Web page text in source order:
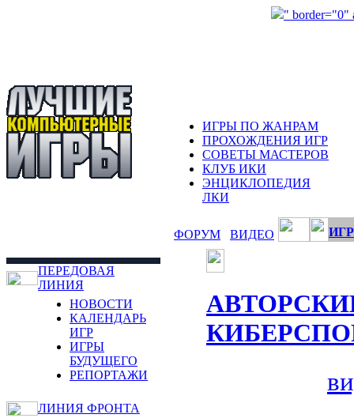
" border="0"
ИГРЫ ПО ЖАНРАМ
ПРОХОЖДЕНИЯ ИГР
СОВЕТЫ МАСТЕРОВ
КЛУБ ИКИ
ЭНЦИКЛОПЕДИЯ
ЛКИ
ФОРУМ ВИДЕО
ПЕРЕДОВАЯ
ЛИНИЯ
НОВОСТИ
КАЛЕНДАРЬ
ИГР
ИГРЫ
БУДУЩЕГО
РЕПОРТАЖИ
ЛИНИЯ ФРОНТА